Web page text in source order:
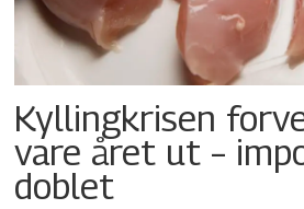
Kyllingkrisen
vare året ut –
doblet